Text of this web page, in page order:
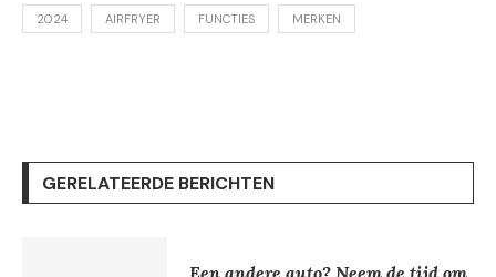
2024 AIRFRYER FUNCTIES MERKEN
GERELATEERDE BERICHTEN
Een andere auto? Neem de tijd om